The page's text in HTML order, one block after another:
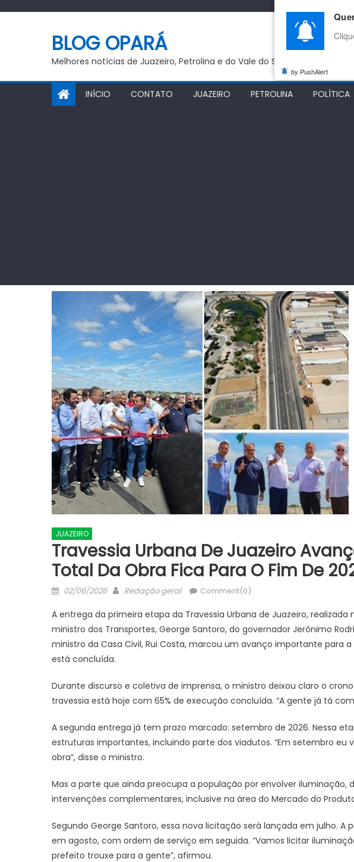
BLOG OPARÁ
Melhores notícias de Juazeiro, Petrolina e do Vale do São Francisco
INÍCIO CONTATO JUAZEIRO PETROLINA POLÍTICA
JUAZEIRO
Travessia Urbana De Juazeiro
Total Da Obra Fica Para O Fim De
Posted
02/06/2026 Author
Redação geral Comment(0)
A entrega da primeira etapa da Travessia Urbana de Juazeiro,
ministro dos Transportes, George Santoro, do governador Jerônimo
ministro da Casa Civil, Rui Costa, marcou um avanço importante para
está concluída.
Durante discurso e coletiva de imprensa, o ministro deixou claro o
travessia está hoje com 65% de execução concluída. “A gente já tá
A segunda entrega já tem prazo marcado: setembro de 2026. Nessa
estruturas importantes, incluindo parte dos viadutos. “Em setembro eu
obra”, disse o ministro.
Mas a parte que ainda preocupa a população por envolver iluminação,
intervenções complementares, inclusive na área do Mercado do
Segundo George Santoro, essa nova licitação será lançada em julho. A
em agosto, com ordem de serviço em seguida. “Vamos licitar
prefeito trouxe para a gente”, afirmou.
JUAZEIRO
Aciaj passa a integrar Comitê
Interinstitucional de Segurança
Pública para fortalecer ações em
Juazeiro
JUAZEIRO
Juazeiro: Vídeo expõe
debate sobre possíveis
uma crise econômica
by PushAlert